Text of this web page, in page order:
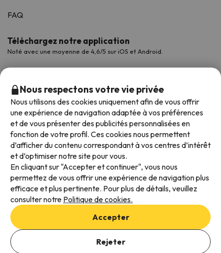
Ajouter des dates pour vérifier la disponibilité
FAQ
Téléchargez notre application
Noté avec une moyenne de 4,6/5 sur iOS et Android.
Modes de paiement disponibles
Conditions générales d'utilisation
Protection des données
Politique en matière de cookies
Nous respectons votre vie privée
Nous utilisons des cookies uniquement afin de vous offrir
une expérience de navigation adaptée à vos préférences
et de vous présenter des publicités personnalisées en
fonction de votre profil. Ces cookies nous permettent
d’afficher du contenu correspondant à vos centres d’intérêt
et d’optimiser notre site pour vous.
En cliquant sur "Accepter et continuer", vous nous
permettez de vous offrir une expérience de navigation plus
efficace et plus pertinente. Pour plus de détails, veuillez
consulter notre Politique de cookies.
Accepter
Rejeter